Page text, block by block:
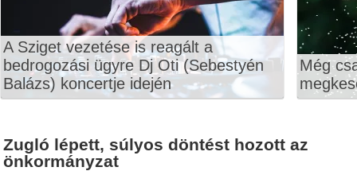
A Sziget vezetése is reagált a
bedrogozási ügyre Dj Oti (Sebestyén
Balázs) koncertje idején
Még
Zugló lépett, súlyos döntést hozott az
önkormányzat